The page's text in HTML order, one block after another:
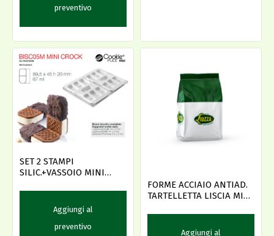
preventivo
SET 2 STAMPI
SILIC.+VASSOIO MINI
Aggiungi al
preventivo
FORME ACCIAIO ANTIAD.
TARTELLETTA LISCIA MIG
Aggiungi al